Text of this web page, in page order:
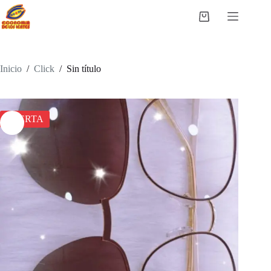
Saltar
al
contenido
Carro
Inicio / Click / Sin título
OFERTA